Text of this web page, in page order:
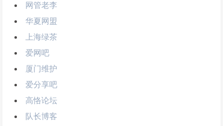
网管老李
华夏网盟
上海绿茶
爱网吧
厦门维护
爱分享吧
高恪论坛
队长博客